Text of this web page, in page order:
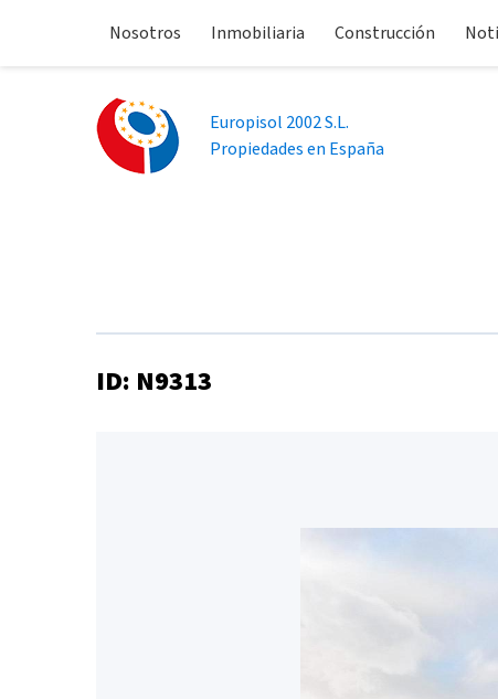
Nosotros Inmobiliaria Construcción
Europisol 2002 S.L.
Propiedades en España
ID: N9313